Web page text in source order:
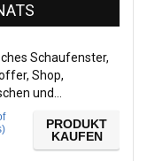
Schaufenster,
Shop,
und…
)
PRODUKT
KAUFEN